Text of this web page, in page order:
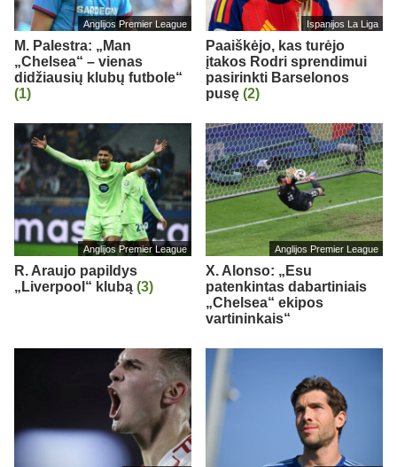
Anglijos Premier League
M. Palestra: „Man
„Chelsea“ – vienas
didžiausių klubų futbole“
(1)
Ispanijos La Liga
Paaiškėjo, kas turėjo
įtakos Rodri sprendimui
pasirinkti Barselonos
pusę (2)
Anglijos Premier League
R. Araujo papildys
„Liverpool“ klubą (3)
Anglijos Premier League
X. Alonso: „Esu
patenkintas dabartiniais
„Chelsea“ ekipos
vartininkais“